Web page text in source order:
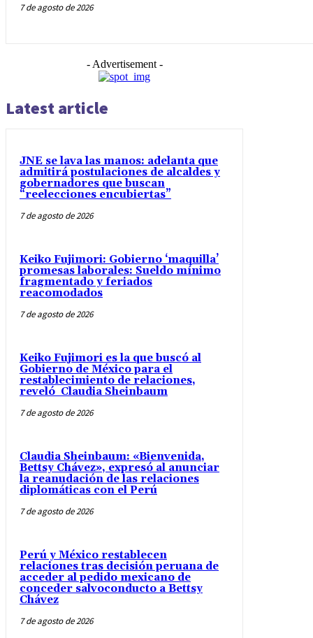
7 de agosto de 2026
- Advertisement -
Latest article
JNE se lava las manos: adelanta que
admitirá postulaciones de alcaldes y
gobernadores que buscan
“reelecciones encubiertas”
7 de agosto de 2026
Keiko Fujimori: Gobierno ‘maquilla’
promesas laborales: Sueldo mínimo
fragmentado y feriados
reacomodados
7 de agosto de 2026
Keiko Fujimori es la que buscó al
Gobierno de México para el
restablecimiento de relaciones,
reveló Claudia Sheinbaum
7 de agosto de 2026
Claudia Sheinbaum: «Bienvenida,
Bettsy Chávez», expresó al anunciar
la reanudación de las relaciones
diplomáticas con el Perú
7 de agosto de 2026
Perú y México restablecen
relaciones tras decisión peruana de
acceder al pedido mexicano de
conceder salvoconducto a Bettsy
Chávez
7 de agosto de 2026